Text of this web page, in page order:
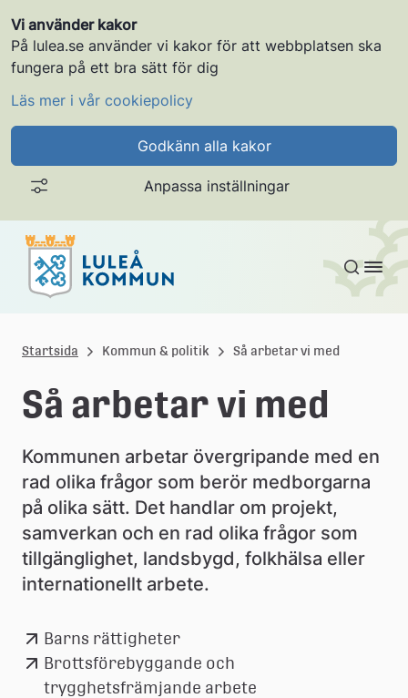
Vi använder kakor
På lulea.se använder vi kakor för att webbplatsen ska
fungera på ett bra sätt för dig
Läs mer i vår cookiepolicy
Godkänn alla kakor
Anpassa inställningar
Gå till innehållet
u
l
e
å
k
o
m
m
u
n
Startsida Kommun & politik Så arbetar vi med
Så arbetar vi med
Kommunen arbetar övergripande med en
rad olika frågor som berör medborgarna
på olika sätt. Det handlar om projekt,
samverkan och en rad olika frågor som
tillgänglighet, landsbygd, folkhälsa eller
internationellt arbete.
Barns rättigheter
Brottsförebyggande och
trygghetsfrämjande arbete